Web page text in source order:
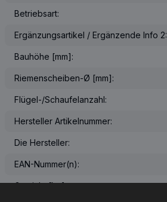
Betriebsart:
Ergänzungsartikel / Ergänzende Info 2:
Bauhöhe [mm]:
Riemenscheiben-Ø [mm]:
Flügel-/Schaufelanzahl:
Hersteller Artikelnummer:
Die Hersteller:
EAN-Nummer(n):
Gewicht [kg]: